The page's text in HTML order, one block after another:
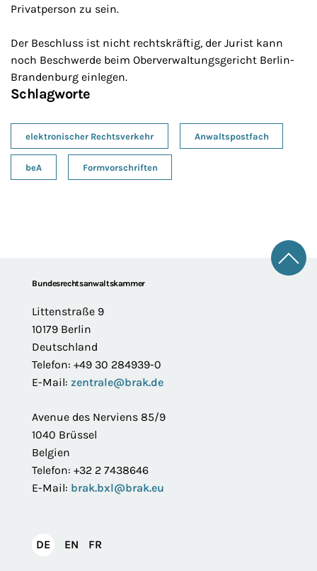
Privatperson zu sein.
Der Beschluss ist nicht rechtskräftig, der Jurist kann
noch Beschwerde beim Oberverwaltungsgericht Berlin-
Brandenburg einlegen.
Schlagworte
elektronischer Rechtsverkehr Anwaltspostfach
beA Formvorschriften
FooterBundesrechtsanwaltskammer
Littenstraße 9
10179 Berlin
Deutschland
Telefon: +49 30 284939-0
E-Mail: zentrale@brak.de
Avenue des Nerviens 85/9
1040 Brüssel
Belgien
Telefon: +32 2 7438646
E-Mail: brak.bxl@brak.eu
DEDeutsch
EN English
FR